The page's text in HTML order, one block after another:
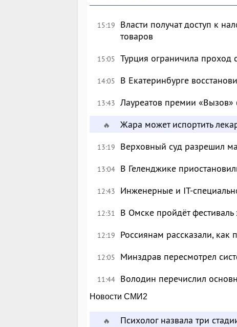
15:19
Власти получат доступ к
товаров
15:05 Турция ограничила проход
14:05 В Екатеринбурге
13:43 Лауреатов премии
🔥 Жара может испортить
13:19 Верховный суд разрешил
13:04 В Геленджике
12:43 Инженерные и IT-
12:31 В Омске пройдёт
12:19 Россиянам рассказали, как
12:05 Минздрав пересмотрел
11:44 Володин перечислил
Новости СМИ2
🔥 Психолог назвала три